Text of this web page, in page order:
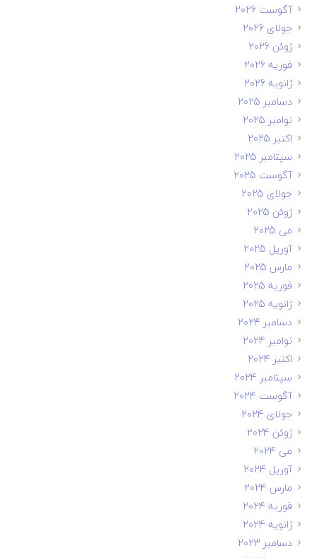
آگوست 2026
جولای 2026
ژوئن 2026
فوریه 2026
ژانویه 2026
دسامبر 2025
نوامبر 2025
اکتبر 2025
سپتامبر 2025
آگوست 2025
جولای 2025
ژوئن 2025
می 2025
آوریل 2025
مارس 2025
فوریه 2025
ژانویه 2025
دسامبر 2024
نوامبر 2024
اکتبر 2024
سپتامبر 2024
آگوست 2024
جولای 2024
ژوئن 2024
می 2024
آوریل 2024
مارس 2024
فوریه 2024
ژانویه 2024
دسامبر 2023